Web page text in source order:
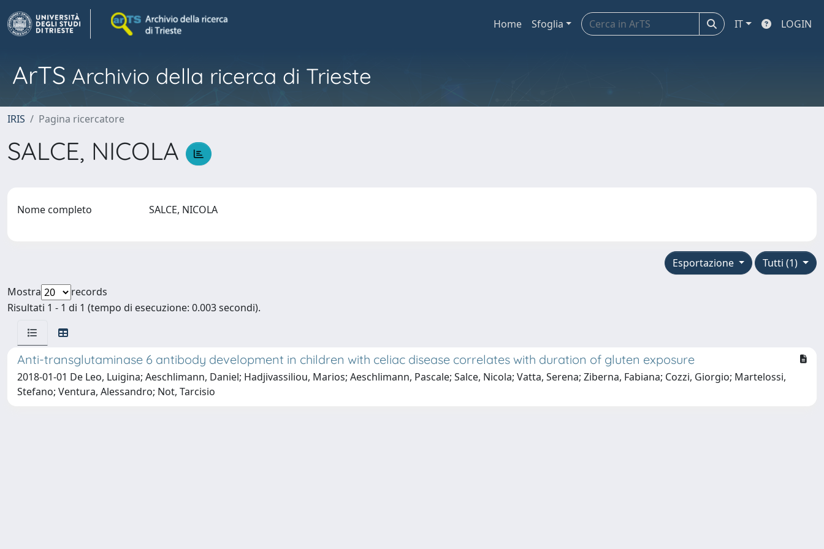
Home Sfoglia IT LOGIN
ArTS Archivio della ricerca di Trieste
IRIS Pagina ricercatore
SALCE, NICOLA
Nome completo SALCE, NICOLA
Tutti (1)
Esportazione
Mostra
records
Risultati 1 - 1 di 1 (tempo di esecuzione: 0.003 secondi).
Anti-transglutaminase 6 antibody development in children with celiac disease correlates with duration of gluten exposure
2018-01-01 De Leo, Luigina; Aeschlimann, Daniel; Hadjivassiliou, Marios; Aeschlimann, Pascale; Salce, Nicola; Vatta, Serena; Ziberna, Fabiana; Cozzi, Giorgio; Martelossi,
Stefano; Ventura, Alessandro; Not, Tarcisio